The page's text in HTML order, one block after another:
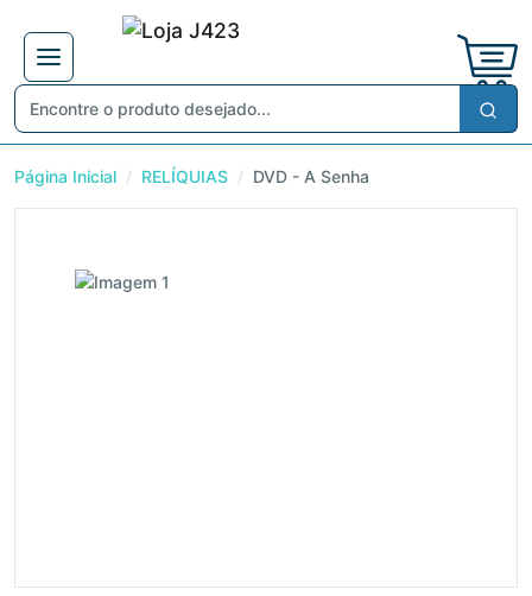
Página Inicial RELÍQUIAS DVD - A Senha